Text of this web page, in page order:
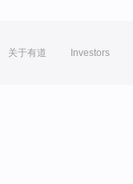
关于有道 Investors